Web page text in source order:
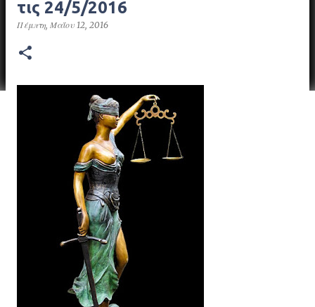
τις 24/5/2016
Πέμπτη, Μαΐου 12, 2016